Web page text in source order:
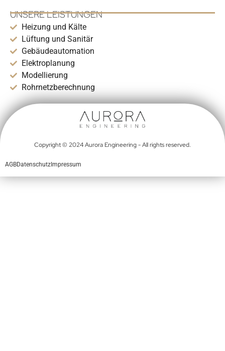
UNSERE LEISTUNGEN
Heizung und Kälte
Lüftung und Sanitär
Gebäudeautomation
Elektroplanung
Modellierung
Rohrnetzberechnung
Copyright © 2024 Aurora Engineering - All rights reserved.
AGBDatenschutz Impressum